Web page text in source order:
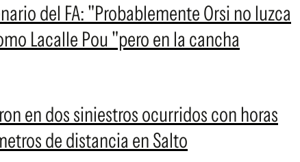
del FA: "Probablemente Orsi no luzca
Lacalle Pou "pero en la cancha
en dos siniestros ocurridos con horas
de distancia en Salto